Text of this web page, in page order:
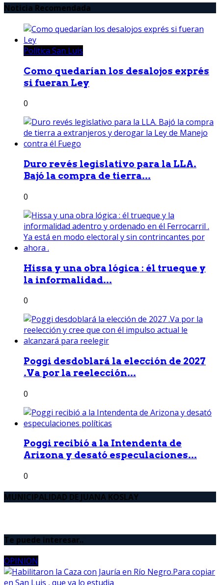
Noticia Recomendada
Política San Luis
Como quedarían los desalojos exprés
si fueran Ley
0
Duro revés legislativo para la LLA.
Bajó la compra de tierra...
0
Hissa y una obra lógica : él trueque y
la informalidad...
0
Poggi desdoblará la elección de 2027
.Va por la reelección...
0
Poggi recibió a la Intendenta de
Arizona y desató especulaciones...
0
MUNICIPALIDAD DE JUANA KOSLAY
Te puede interesar..
OPINION